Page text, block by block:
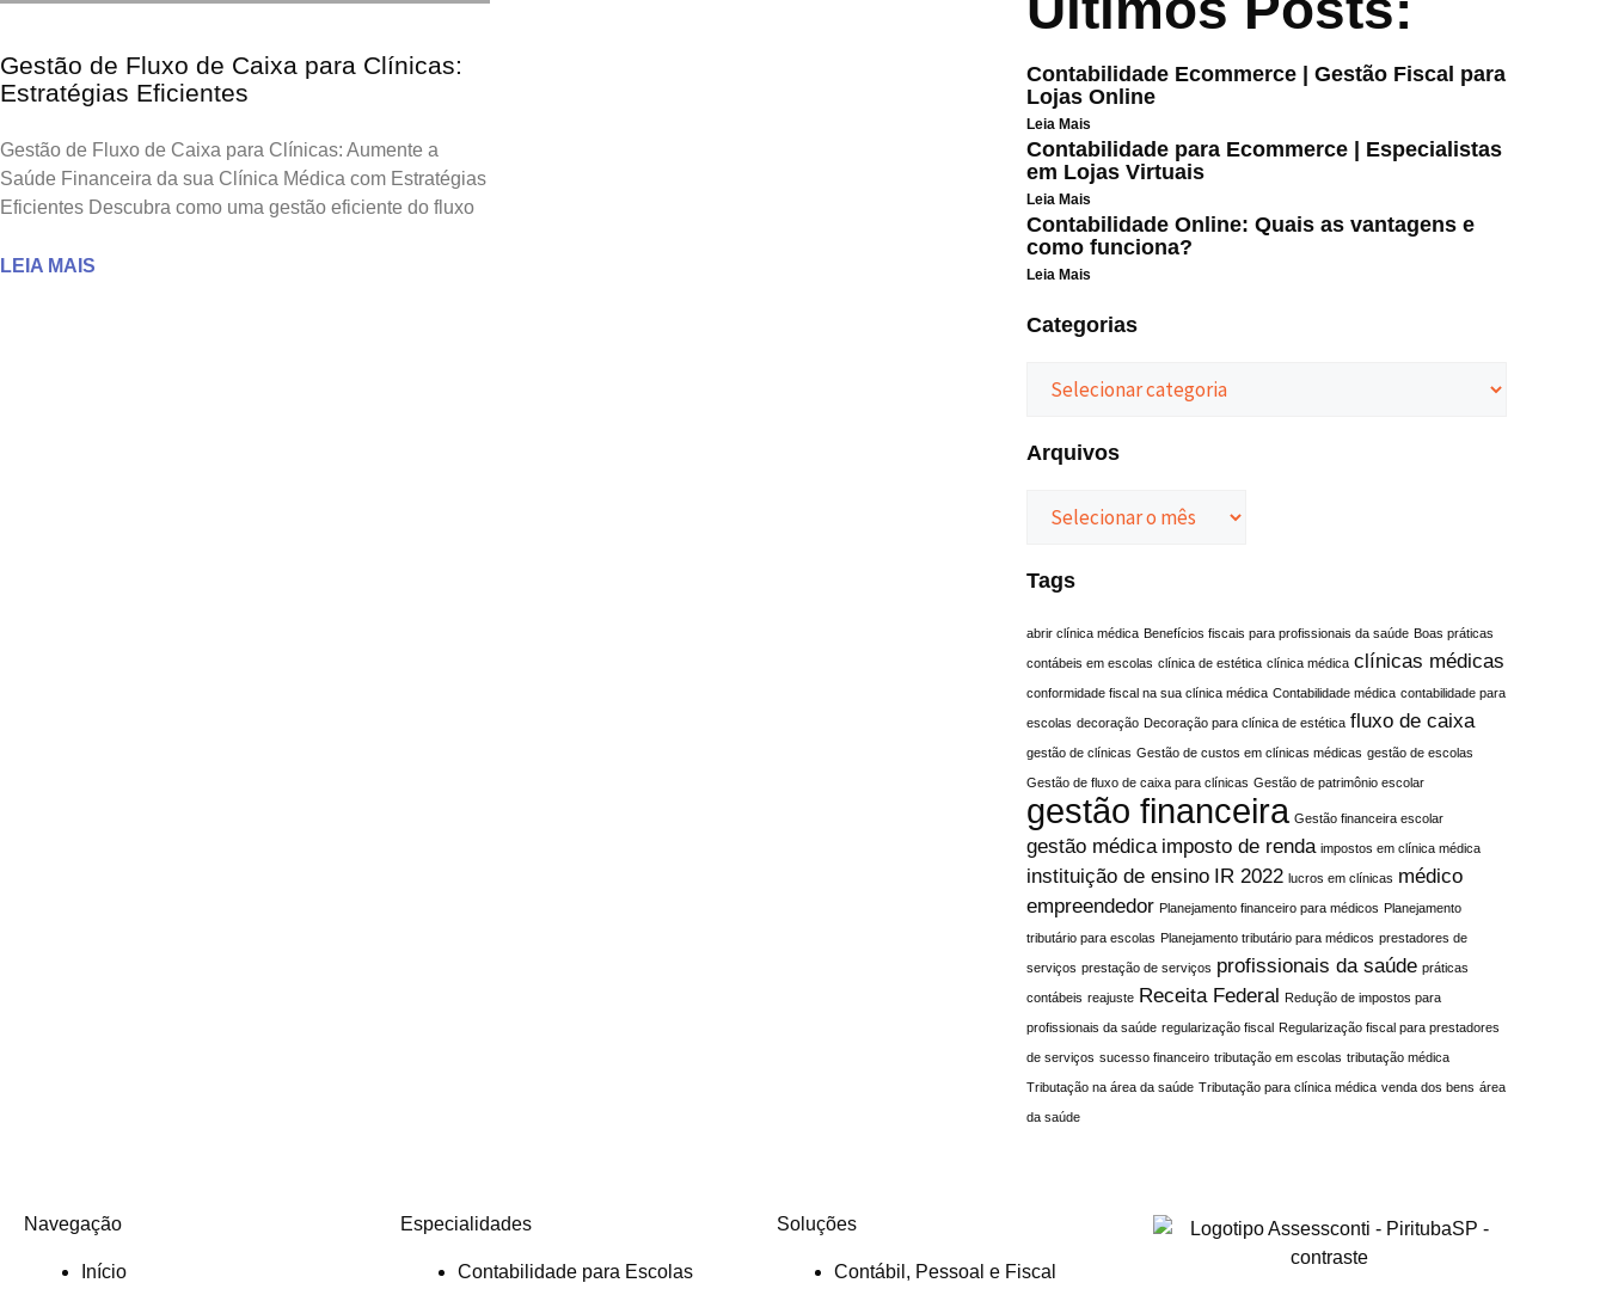
Gestão de Fluxo de Caixa para Clínicas:
Estratégias Eficientes
Gestão de Fluxo de Caixa para Clínicas: Aumente a
Saúde Financeira da sua Clínica Médica com Estratégias
Eficientes Descubra como uma gestão eficiente do fluxo
LEIA MAIS
Contabilidade Ecommerce | Gestão Fiscal para
Lojas Online
Leia Mais
Contabilidade para Ecommerce | Especialistas
em Lojas Virtuais
Leia Mais
Contabilidade Online: Quais as vantagens e
como funciona?
Leia Mais
Categorias
Arquivos
Tags
abrir clínica médica Benefícios fiscais para profissionais da saúde Boas práticas
contábeis em escolas clínica de estética clínica médica clínicas médicas
conformidade fiscal na sua clínica médica Contabilidade médica contabilidade para
escolas decoração Decoração para clínica de estética fluxo de caixa
gestão de clínicas Gestão de custos em clínicas médicas gestão de escolas
Gestão de fluxo de caixa para clínicas Gestão de patrimônio escolar
gestão financeira Gestão financeira escolar
gestão médica imposto de renda impostos em clínica médica
instituição de ensino IR 2022 lucros em clínicas médico
empreendedor Planejamento financeiro para médicos Planejamento
tributário para escolas Planejamento tributário para médicos prestadores de
serviços prestação de serviços profissionais da saúde práticas
contábeis reajuste Receita Federal Redução de impostos para
profissionais da saúde regularização fiscal Regularização fiscal para prestadores
de serviços sucesso financeiro tributação em escolas tributação médica
Tributação na área da saúde Tributação para clínica médica venda dos bens área
da saúde
Navegação
Início
Especialidades
Contabilidade para Escolas
Soluções
Contábil, Pessoal e Fiscal